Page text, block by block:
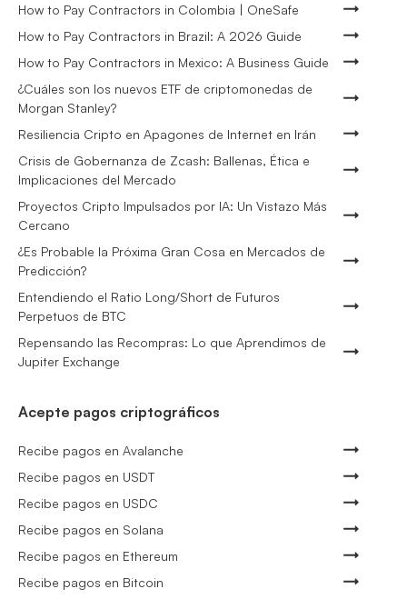
How to Pay Contractors in Colombia | OneSafe
How to Pay Contractors in Brazil: A 2026 Guide
How to Pay Contractors in Mexico: A Business Guide
¿Cuáles son los nuevos ETF de criptomonedas de
Morgan Stanley?
Resiliencia Cripto en Apagones de Internet en Irán
Crisis de Gobernanza de Zcash: Ballenas, Ética e
Implicaciones del Mercado
Proyectos Cripto Impulsados por IA: Un Vistazo Más
Cercano
¿Es Probable la Próxima Gran Cosa en Mercados de
Predicción?
Entendiendo el Ratio Long/Short de Futuros
Perpetuos de BTC
Repensando las Recompras: Lo que Aprendimos de
Jupiter Exchange
Acepte pagos criptográficos
Recibe pagos en Avalanche
Recibe pagos en USDT
Recibe pagos en USDC
Recibe pagos en Solana
Recibe pagos en Ethereum
Recibe pagos en Bitcoin